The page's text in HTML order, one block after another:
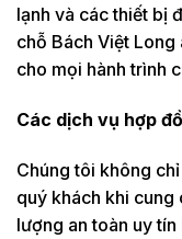
lạnh và các thiết bị
chỗ Bách Việt
cho mọi hành trình
Các dịch vụ hợp
Chúng tôi không
quý khách khi
lượng an toàn uy